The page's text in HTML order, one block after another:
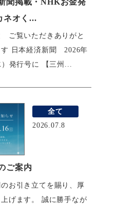
ネオく...
ご覧いただきありがと
す 日本経済新聞 2026年
）発行号に 【三州...
全て
2026.07.8
ご案内
お引き立てを賜り、厚
上げます。 誠に勝手なが